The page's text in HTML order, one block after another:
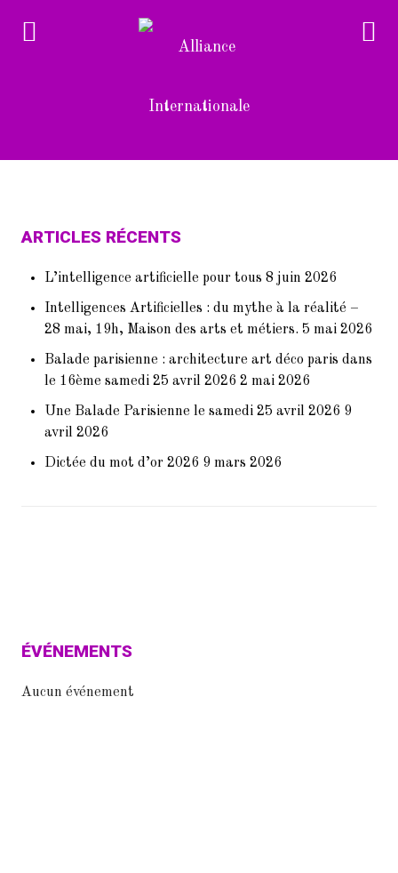
Retrouvez toute l'actualité de la
de paris
ARTICLES RÉCENTS
L’intelligence artificielle pour tous 8 juin 2026
Intelligences Artificielles : du mythe à la réalité –
28 mai, 19h, Maison des arts et métiers. 5 mai 2026
Balade parisienne : architecture art déco paris dans
le 16ème samedi 25 avril 2026 2 mai 2026
Une Balade Parisienne le samedi 25 avril 2026 9
avril 2026
Dictée du mot d’or 2026 9 mars 2026
ÉVÉNEMENTS
Aucun événement